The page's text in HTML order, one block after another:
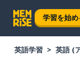
学習を始め
英語学習 英語 (